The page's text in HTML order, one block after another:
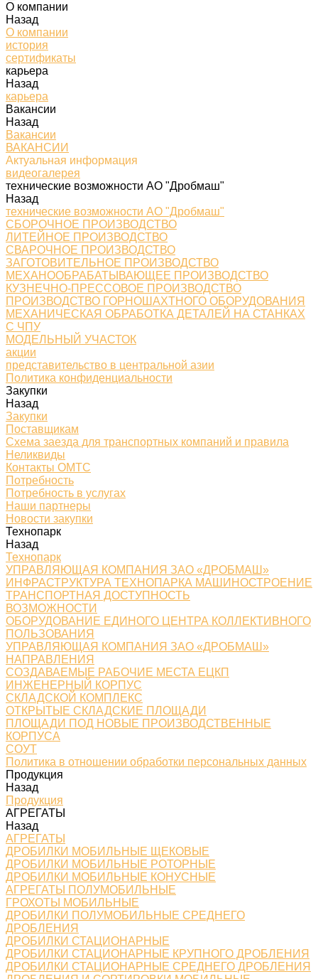
О компании
Назад
О компании
история
сертификаты
карьера
Назад
карьера
Вакансии
Назад
Вакансии
ВАКАНСИИ
Актуальная информация
видеогалерея
технические возможности АО "Дробмаш"
Назад
технические возможности АО "Дробмаш"
СБОРОЧНОЕ ПРОИЗВОДСТВО
ЛИТЕЙНОЕ ПРОИЗВОДСТВО
СВАРОЧНОЕ ПРОИЗВОДСТВО
ЗАГОТОВИТЕЛЬНОЕ ПРОИЗВОДСТВО
МЕХАНООБРАБАТЫВАЮЩЕЕ ПРОИЗВОДСТВО
КУЗНЕЧНО-ПРЕССОВОЕ ПРОИЗВОДСТВО
ПРОИЗВОДСТВО ГОРНОШАХТНОГО ОБОРУДОВАНИЯ
МЕХАНИЧЕСКАЯ ОБРАБОТКА ДЕТАЛЕЙ НА СТАНКАХ
С ЧПУ
МОДЕЛЬНЫЙ УЧАСТОК
акции
представительство в центральной азии
Политика конфиденциальности
Закупки
Назад
Закупки
Поставщикам
Схема заезда для транспортных компаний и правила
Неликвиды
Контакты ОМТС
Потребность
Потребность в услугах
Наши партнеры
Новости закупки
Технопарк
Назад
Технопарк
УПРАВЛЯЮЩАЯ КОМПАНИЯ ЗАО «ДРОБМАШ»
ИНФРАСТРУКТУРА ТЕХНОПАРКА МАШИНОСТРОЕНИЕ
ТРАНСПОРТНАЯ ДОСТУПНОСТЬ
ВОЗМОЖНОСТИ
ОБОРУДОВАНИЕ ЕДИНОГО ЦЕНТРА КОЛЛЕКТИВНОГО
ПОЛЬЗОВАНИЯ
УПРАВЛЯЮЩАЯ КОМПАНИЯ ЗАО «ДРОБМАШ»
НАПРАВЛЕНИЯ
СОЗДАВАЕМЫЕ РАБОЧИЕ МЕСТА ЕЦКП
ИНЖЕНЕРНЫЙ КОРПУС
СКЛАДСКОЙ КОМПЛЕКС
ОТКРЫТЫЕ СКЛАДСКИЕ ПЛОЩАДИ
ПЛОЩАДИ ПОД НОВЫЕ ПРОИЗВОДСТВЕННЫЕ
КОРПУСА
СОУТ
Политика в отношении обработки персональных данных
Продукция
Назад
Продукция
АГРЕГАТЫ
Назад
АГРЕГАТЫ
ДРОБИЛКИ МОБИЛЬНЫЕ ЩЕКОВЫЕ
ДРОБИЛКИ МОБИЛЬНЫЕ РОТОРНЫЕ
ДРОБИЛКИ МОБИЛЬНЫЕ КОНУСНЫЕ
АГРЕГАТЫ ПОЛУМОБИЛЬНЫЕ
ГРОХОТЫ МОБИЛЬНЫЕ
ДРОБИЛКИ ПОЛУМОБИЛЬНЫЕ СРЕДНЕГО
ДРОБЛЕНИЯ
ДРОБИЛКИ СТАЦИОНАРНЫЕ
ДРОБИЛКИ СТАЦИОНАРНЫЕ КРУПНОГО ДРОБЛЕНИЯ
ДРОБИЛКИ СТАЦИОНАРНЫЕ СРЕДНЕГО ДРОБЛЕНИЯ